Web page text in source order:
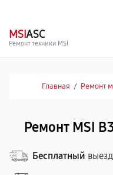
MSIASC
Ремонт техники MSI
Главная / Ремонт
Ремонт MSI
Бесплатный